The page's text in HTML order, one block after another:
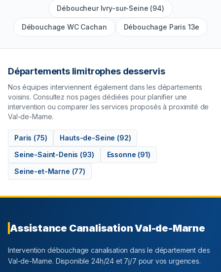
Déboucheur Ivry-sur-Seine (94)
Débouchage WC Cachan Débouchage Paris 13e
Départements limitrophes desservis
Nos équipes interviennent également dans les départements
voisins. Consultez nos pages dédiées pour planifier une
intervention ou comparer les services proposés à proximité de
Val-de-Marne.
Paris (75) Hauts-de-Seine (92)
Seine-Saint-Denis (93) Essonne (91)
Seine-et-Marne (77)
Assistance CanalisationVal-de-Marne
Intervention débouchage canalisation dans le département des
Val-de-Marne. Disponible 24h/24 et 7j/7 pour vos urgences.